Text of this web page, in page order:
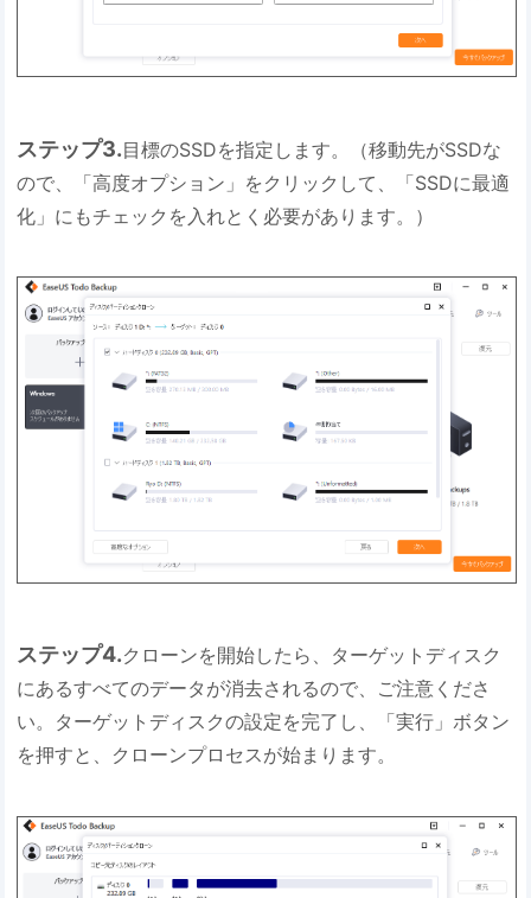
ステップ3.目標のSSDを指定します。（移動先がSSDな
ので、「高度オプション」をクリックして、「SSDに最適
化」にもチェックを入れとく必要があります。）
ステップ4.クローンを開始したら、ターゲットディスク
にあるすべてのデータが消去されるので、ご注意くださ
い。ターゲットディスクの設定を完了し、「実行」ボタン
を押すと、クローンプロセスが始まります。